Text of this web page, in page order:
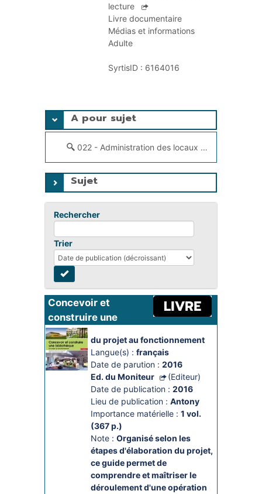
CRÉATHÈQUE
JOUER EN BIBLIOTHÈQUES
BOÎTES DE RETOUR 24H/24
POUR LES PROS
TOUS LES SERVICES
PROLONGER - RÉSERVER
MON COMPTE LECTEUR
lecture
Livre documentaire
Médias et informations
Adulte
SyrtisID : 6164016
A pour sujet
022 - Administration des locaux des archives, bibliothèques et centres de documentation
Sujet
Rechercher
Trier
Concevoir et
construire une
bibliothèque
du projet au fonctionnement
Langue(s) : français
Date de parution : 2016
Ed. du Moniteur
(Editeur)
Date de publication : 2016
Lieu de publication : Antony
Importance matérielle : 1 vol.
(367 p.)
Note : Organisé selon les
étapes d'élaboration du projet,
ce guide permet de
comprendre et maîtriser le
déroulement d'une opération